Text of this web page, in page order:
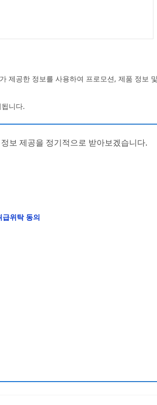
제공한 정보를 사용하여 프로모션, 제품 정보
니다.
보 제공을 정기적으로 받아보겠습니다.
위탁 동의